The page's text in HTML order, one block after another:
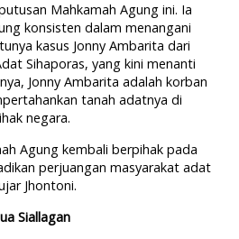
Mahkamah Agung ini. Ia
konsisten dalam menangani
kasus Jonny Ambarita dari
Sihaporas, yang kini menanti
Jonny Ambarita adalah korban
tanah adatnya di
negara.
Agung kembali berpihak pada
perjuangan masyarakat adat
Jhontoni.
Siallagan